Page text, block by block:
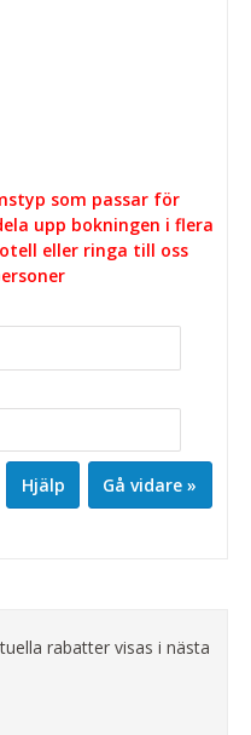
som passar för
upp bokningen i flera
eller ringa till oss
Hjälp
rabatter visas i nästa